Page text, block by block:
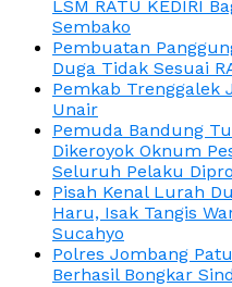
LSM RATU KEDIRI
Sembako
Pembuatan
Duga Tidak Sesuai
Pemkab Trenggalek
Unair
Pemuda Bandung
Dikeroyok Oknum
Seluruh Pelaku
Pisah Kenal Lurah
Haru, Isak Tangis
Sucahyo
Polres Jombang
Berhasil Bongkar